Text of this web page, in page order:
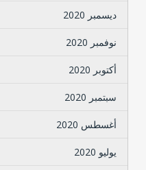
ديسمبر 2020
نوفمبر 2020
أكتوبر 2020
سبتمبر 2020
أغسطس 2020
يوليو 2020